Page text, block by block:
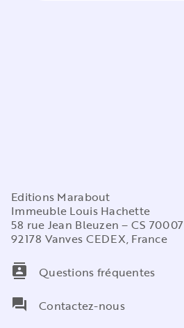
Editions Marabout
Immeuble Louis Hachette
58 rue Jean Bleuzen – CS 70007
92178 Vanves CEDEX, France
contacts
Questions fréquentes
question_answer
Contactez-nous